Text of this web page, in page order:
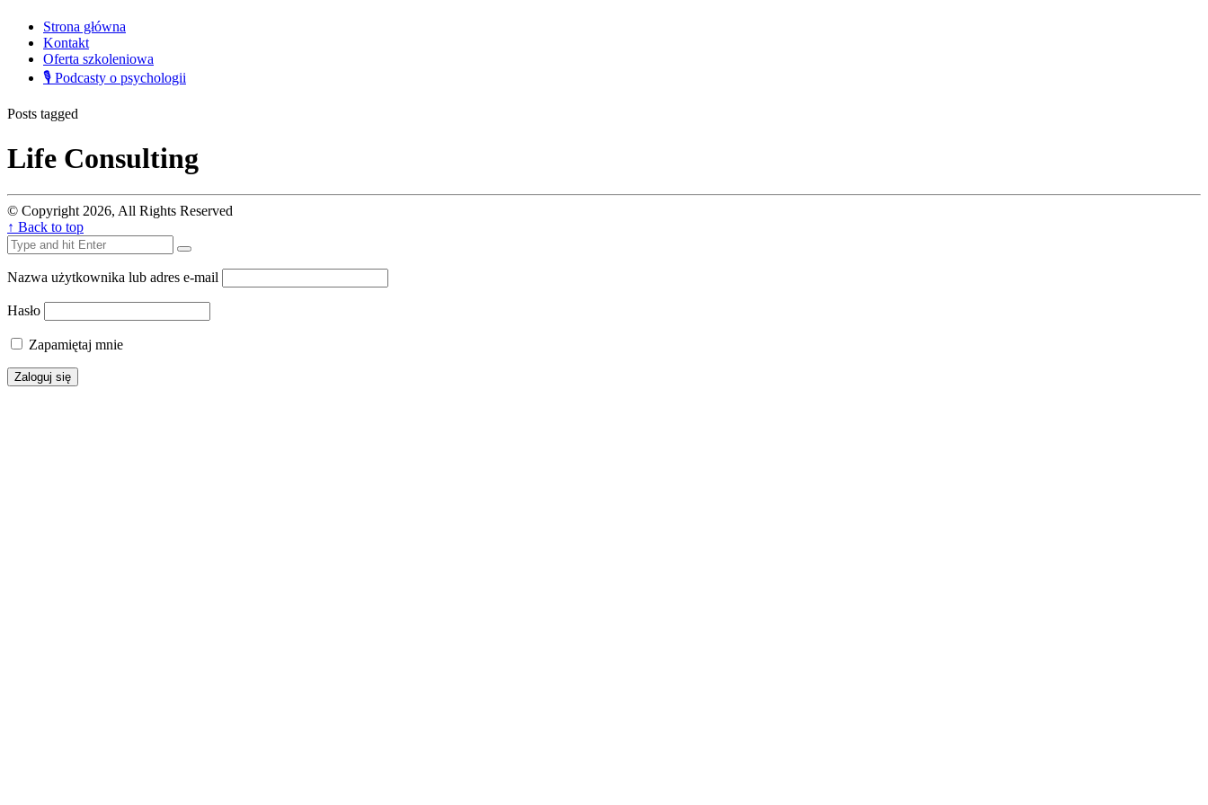
Strona główna
Kontakt
Oferta szkoleniowa
🎙 Podcasty o psychologii
Posts tagged
Life Consulting
© Copyright 2026, All Rights Reserved
↑ Back to top
Nazwa użytkownika lub adres e-mail
Hasło
Zapamiętaj mnie